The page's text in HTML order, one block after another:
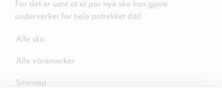
For det er sant at et par nye sko kan gjøre
underverker for hele antrekket ditt!
Alle sko
Alle varemerker
Sitemap